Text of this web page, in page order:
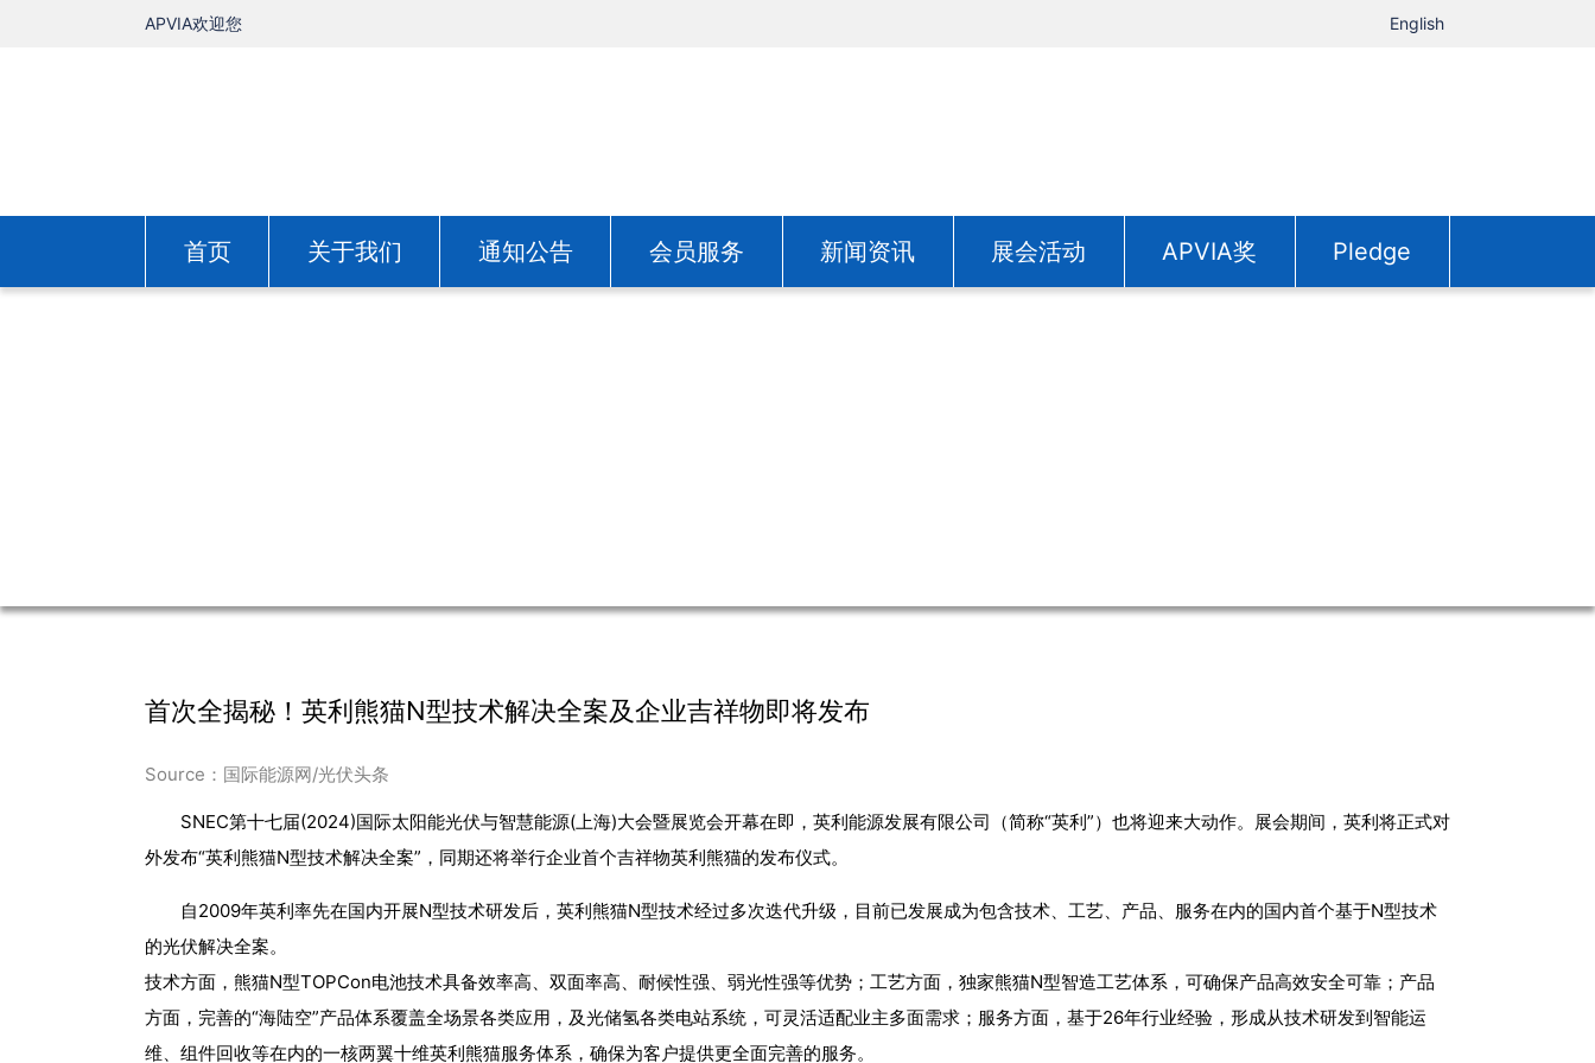
APVIA欢迎您 English
首页 关于我们 通知公告 会员服务 新闻资讯 展会活动 APVIA奖 Pledge
首次全揭秘！英利熊猫N型技术解决全案及企业吉祥物即将发布
Source：国际能源网/光伏头条
SNEC第十七届(2024)国际太阳能光伏与智慧能源(上海)大会暨展览会开幕在即，英利能源发展有限公司（简称“英利”）也将迎来大动作。展会期间，英利将正式对
外发布“英利熊猫N型技术解决全案”，同期还将举行企业首个吉祥物英利熊猫的发布仪式。
自2009年英利率先在国内开展N型技术研发后，英利熊猫N型技术经过多次迭代升级，目前已发展成为包含技术、工艺、产品、服务在内的国内首个基于N型技术
的光伏解决全案。
技术方面，熊猫N型TOPCon电池技术具备效率高、双面率高、耐候性强、弱光性强等优势；工艺方面，独家熊猫N型智造工艺体系，可确保产品高效安全可靠；产品
方面，完善的“海陆空”产品体系覆盖全场景各类应用，及光储氢各类电站系统，可灵活适配业主多面需求；服务方面，基于26年行业经验，形成从技术研发到智能运
维、组件回收等在内的一核两翼十维英利熊猫服务体系，确保为客户提供更全面完善的服务。